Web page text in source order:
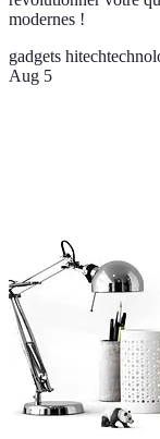
modernes !
gadgets hitech
Aug 5